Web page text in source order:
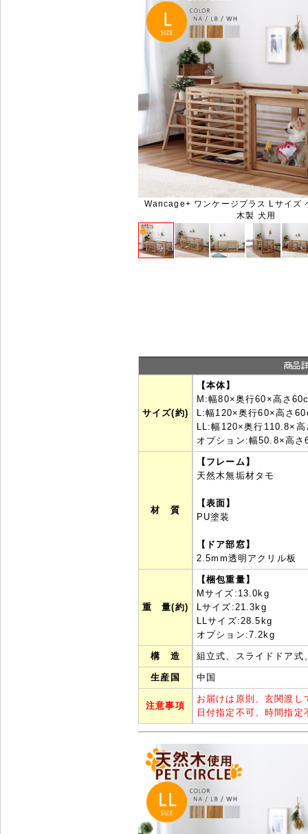
Wancage+ ワンケージプラス Lサイズ
木製 犬用
サイズ(約)
【本体】
M:幅80×奥行60×高さ
L:幅120×奥行60×高さ
LL:幅120×奥行110.8×
オプション:幅50.8×高
材 質
【フレーム】
天然木無垢材タモ
【表面】
PU塗装
【ドア部窓】
2.5mm透明アクリル板
重 量(約)
【梱包重量】
Mサイズ:13.0kg
Lサイズ:21.3kg
LLサイズ:28.5kg
オプション:7.2kg
構 造 組立式、スライドドア式
生産国 中国
注意事項
お届けは原則、玄関渡し
日付指定不可、時間指